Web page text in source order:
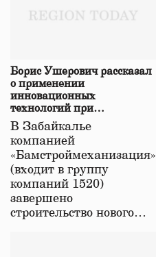
Борис Ушерович рассказал
о применении
инновационных
технологий при
строительстве нового моста
в Забайкалье
В Забайкалье
компанией
«Бамстроймеханизация»
(входит в группу
компаний 1520)
завершено
строительство нового…